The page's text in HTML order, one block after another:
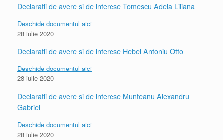
Declaratii de avere si de interese Tomescu Adela Liliana
Deschide documentul aici
28 iulie 2020
Declaratii de avere si de interese Hebel Antoniu Otto
Deschide documentul aici
28 iulie 2020
Declaratii de avere si de interese Munteanu Alexandru
Gabriel
Deschide documentul aici
28 iulie 2020